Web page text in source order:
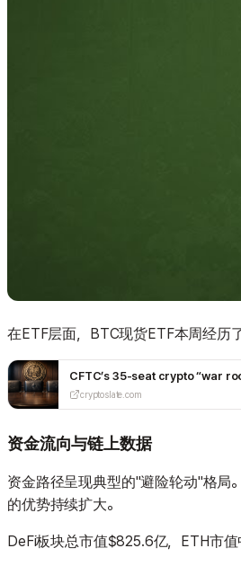
在ETF层面，BTC现货ETF本周经历
CFTC’s 35-seat crypto “war
cryptoslate.com
资金流向与链上数据
资金路径呈现典型的"避险轮动"格局
的优势持续扩大。
DeFi板块总市值$825.6亿，ETH市